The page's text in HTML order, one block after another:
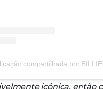
compartilhada por
icônica, então